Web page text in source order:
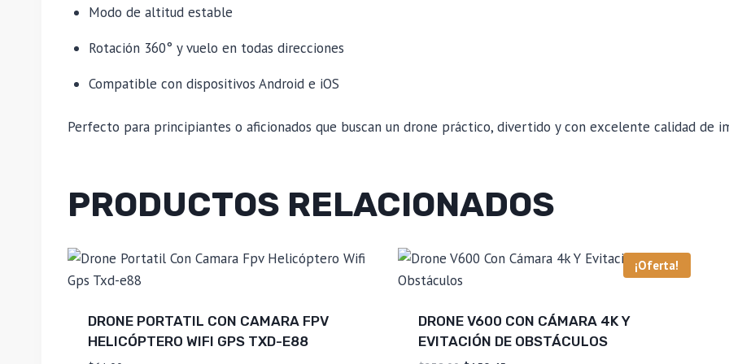
Modo de altitud estable
Rotación 360° y vuelo en todas direcciones
Compatible con dispositivos Android e iOS
Perfecto para principiantes o aficionados que buscan un drone práctico, divertido y con excelente calidad de
PRODUCTOS RELACIONADOS
DRONE PORTATIL CON CAMARA FPV
HELICÓPTERO WIFI GPS TXD-E88
¡Oferta!
DRONE V600 CON CÁMARA 4K Y
EVITACIÓN DE OBSTÁCULOS